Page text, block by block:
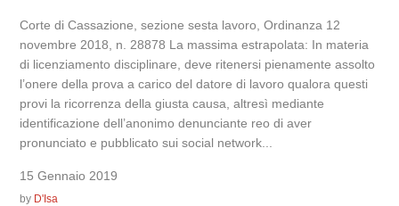
Corte di Cassazione, sezione sesta lavoro, Ordinanza 12
novembre 2018, n. 28878 La massima estrapolata: In materia
di licenziamento disciplinare, deve ritenersi pienamente assolto
l’onere della prova a carico del datore di lavoro qualora questi
provi la ricorrenza della giusta causa, altresì mediante
identificazione dell’anonimo denunciante reo di aver
pronunciato e pubblicato sui social network...
15 Gennaio 2019
by D'Isa